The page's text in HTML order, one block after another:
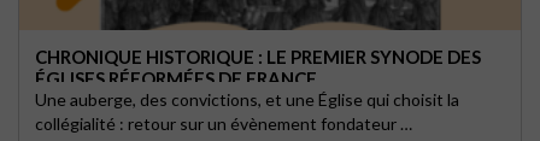
CHRONIQUE HISTORIQUE : LE PREMIER SYNODE DES
ÉGLISES RÉFORMÉES DE FRANCE
Une auberge, des convictions, et une Église qui choisit la
collégialité : retour sur un évènement fondateur …